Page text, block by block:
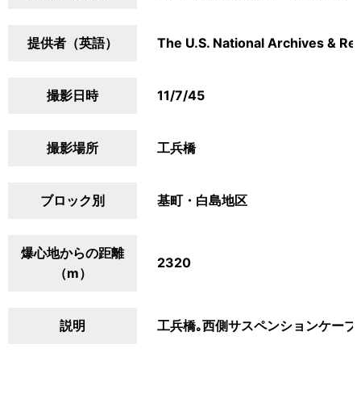
提供者（英語） The U.S. National Archives &
撮影日時 11/7/45
撮影場所 工兵橋
ブロック別 基町・白島地区
爆心地からの距離
（m）
2320
説明 工兵橋｡西側サスペンションケー